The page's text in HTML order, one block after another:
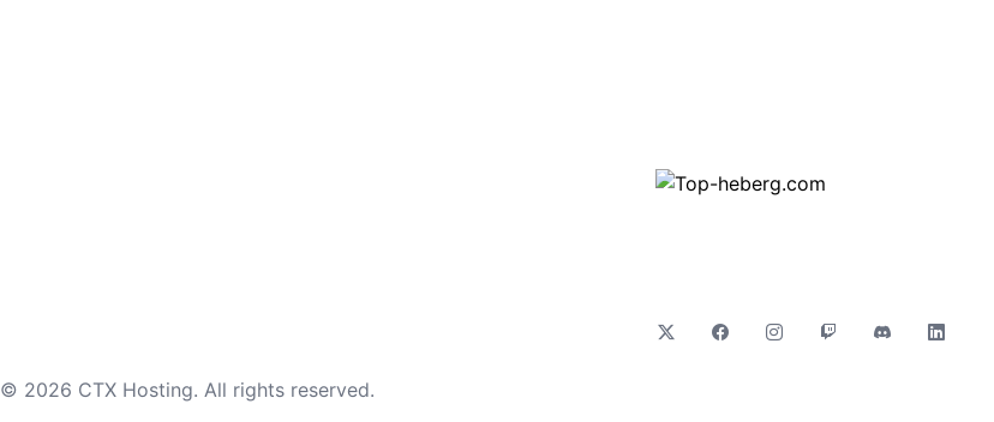
© 2026 CTX Hosting. All rights reserved.